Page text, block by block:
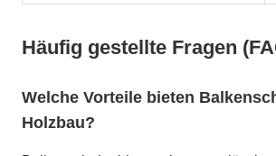
Häufig gestellte Fragen
Welche Vorteile bieten
Holzbau?